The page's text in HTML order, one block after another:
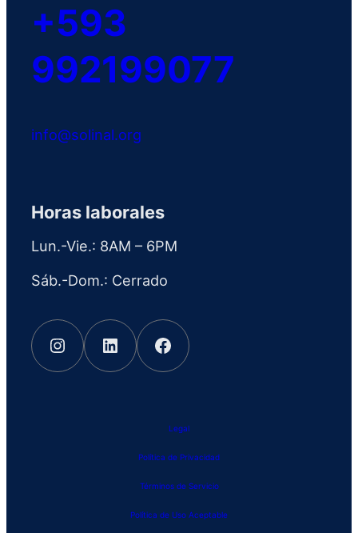
+593
992199077
info@solinal.org
Horas laborales
Lun.-Vie.: 8AM – 6PM
Sáb.-Dom.: Cerrado
Instagram LinkedIn Facebook
Legal
Política de Privacidad
Términos de Servicio
Política de Uso Aceptable